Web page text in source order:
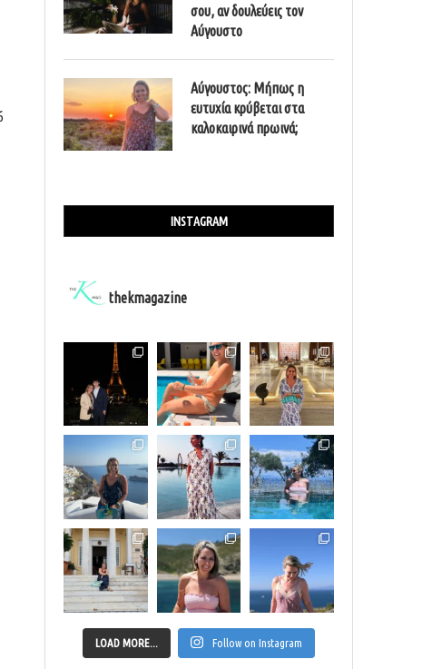
σου, αν δουλεύεις τον
Αύγουστο
Αύγουστος: Μήπως η
ευτυχία κρύβεται στα
καλοκαιρινά πρωινά;
INSTAGRAM
thekmagazine
LOAD MORE... Follow on Instagram